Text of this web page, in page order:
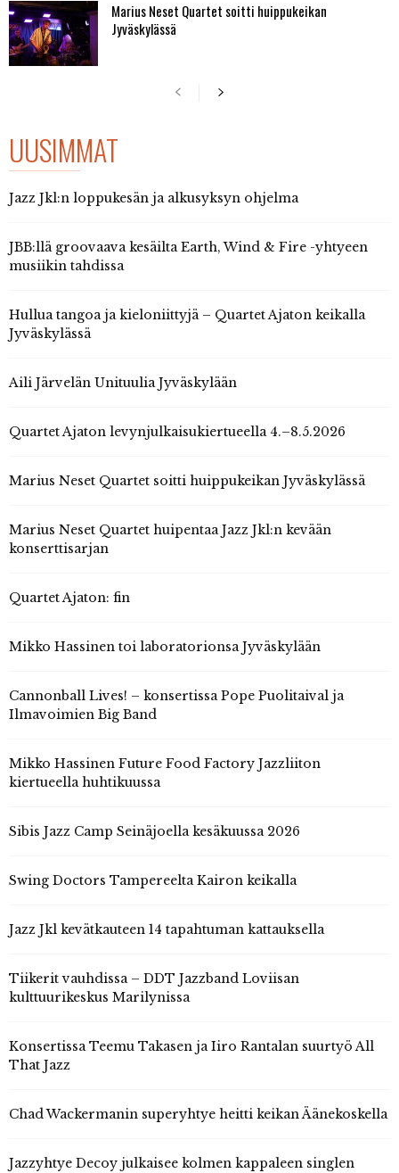
Marius Neset Quartet soitti huippukeikan
Jyväskylässä
UUSIMMAT
Jazz Jkl:n loppukesän ja alkusyksyn ohjelma
JBB:llä groovaava kesäilta Earth, Wind & Fire -yhtyeen
musiikin tahdissa
Hullua tangoa ja kieloniittyjä – Quartet Ajaton keikalla
Jyväskylässä
Aili Järvelän Unituulia Jyväskylään
Quartet Ajaton levynjulkaisukiertueella 4.–8.5.2026
Marius Neset Quartet soitti huippukeikan Jyväskylässä
Marius Neset Quartet huipentaa Jazz Jkl:n kevään
konserttisarjan
Quartet Ajaton: fin
Mikko Hassinen toi laboratorionsa Jyväskylään
Cannonball Lives! – konsertissa Pope Puolitaival ja
Ilmavoimien Big Band
Mikko Hassinen Future Food Factory Jazzliiton
kiertueella huhtikuussa
Sibis Jazz Camp Seinäjoella kesäkuussa 2026
Swing Doctors Tampereelta Kairon keikalla
Jazz Jkl kevätkauteen 14 tapahtuman kattauksella
Tiikerit vauhdissa – DDT Jazzband Loviisan
kulttuurikeskus Marilynissa
Konsertissa Teemu Takasen ja Iiro Rantalan suurtyö All
That Jazz
Chad Wackermanin superyhtye heitti keikan Äänekoskella
Jazzyhtye Decoy julkaisee kolmen kappaleen singlen